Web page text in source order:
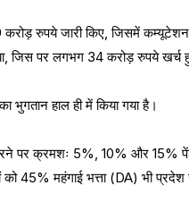
रुपये जारी किए, जिसमें कम्यूटेशन
जिस पर लगभग 34 करोड़ रुपये खर्च
हाल ही में किया गया है।
पर क्रमशः 5%, 10% और 15%
को 45% महंगाई भत्ता (DA) भी